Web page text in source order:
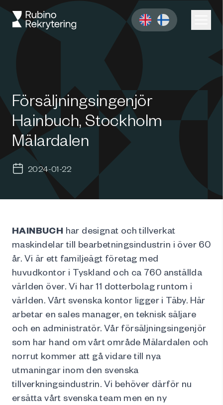
Försäljningsingenjör
Hainbuch, Stockholm
Mälardalen
2024-01-22
HAINBUCH har designat och tillverkat
maskindelar till bearbetningsindustrin i över 60
år. Vi är ett familjeägt företag med
huvudkontor i Tyskland och ca 760 anställda
världen över. Vi har 11 dotterbolag runtom i
världen. Vårt svenska kontor ligger i Täby. Här
arbetar en sales manager, en teknisk säljare
och en administratör. Vår försäljningsingenjör
som har hand om vårt område Mälardalen och
norrut kommer att gå vidare till nya
utmaningar inom den svenska
tillverkningsindustrin. Vi behöver därför nu
ersätta vårt svenska team men en ny